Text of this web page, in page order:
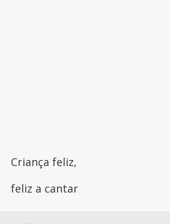
Criança feliz,
feliz a cantar